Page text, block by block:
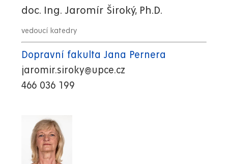
doc. Ing. Jaromír Široký, Ph.D.
vedoucí katedry
Dopravní fakulta Jana Pernera
jaromir.siroky@upce.cz
466 036 199